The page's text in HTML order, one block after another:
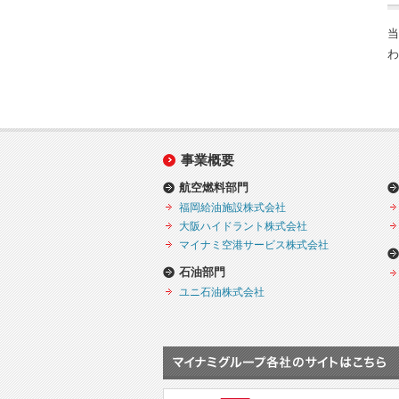
事業概要
航空燃料部門
福岡給油施設株式会社
大阪ハイドラント株式会社
マイナミ空港サービス株式会社
石油部門
ユニ石油株式会社